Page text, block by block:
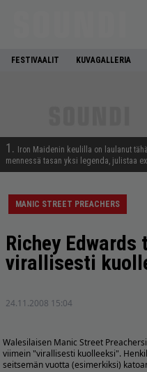
FESTIVAALIT KUVAGALLERIA
1.
Iron Maidenin keulilla on laulanut
mennessä tasan yksi legenda, julistaa
MANIC STREET PREACHERS
Richey
virallisesti
24.11.2008 15:04
Walesilaisen Manic Street
viimein "virallisesti kuolleeksi".
seitsemän vuotta (esimerkiksi)